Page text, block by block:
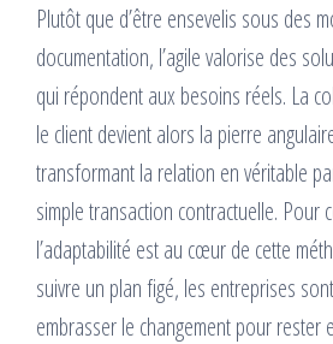
Plutôt que d’être ensevelis sous des
documentation, l’agile valorise des
qui répondent aux besoins réels. La
le client devient alors la pierre
transformant la relation en véritable
simple transaction contractuelle. Pour
l’adaptabilité est au cœur de cette
suivre un plan figé, les entreprises
embrasser le changement pour rester